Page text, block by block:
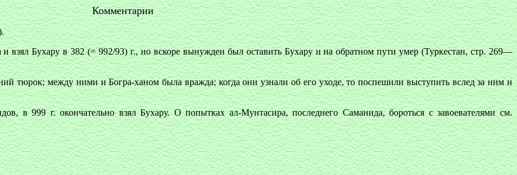
Комментарии
взял Бухару в 382 (= 992/93) г., но вскоре вынужден был оставить Бухару и на обратном пути умер (Туркестан, стр. 269—
тюрок; между ними и Богра-ханом была вражда; когда они узнали об его уходе, то поспешили выступить вслед за ним и
в 999 г. окончательно взял Бухару. О попытках ал-Мунтасира, последнего Саманида, бороться с завоевателями см.